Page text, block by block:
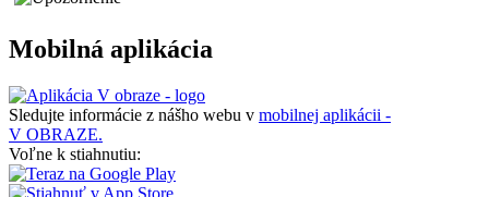
Mobilná aplikácia
Sledujte informácie z nášho webu v mobilnej aplikácii -
V OBRAZE.
Voľne k stiahnutiu: